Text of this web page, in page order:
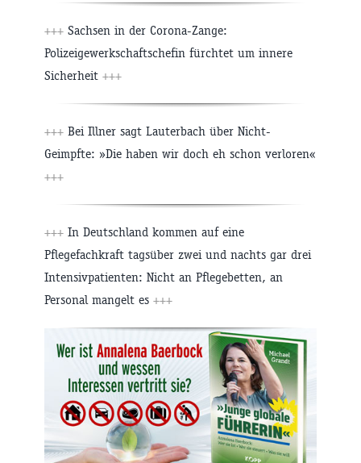
+++ Sachsen in der Corona-Zange:
Polizeigewerkschaftschefin fürchtet um innere
Sicherheit +++
+++ Bei Illner sagt Lauterbach über Nicht-
Geimpfte: »Die haben wir doch eh schon verloren«
+++
+++ In Deutschland kommen auf eine
Pflegefachkraft tagsüber zwei und nachts gar drei
Intensivpatienten: Nicht an Pflegebetten, an
Personal mangelt es +++